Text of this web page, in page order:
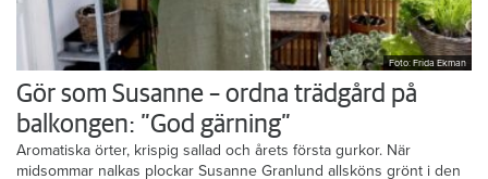
Foto: Frida Ekman
Gör som Susanne – ordna trädgård på
balkongen: ”God gärning”
Aromatiska örter, krispig sallad och årets första gurkor. När
midsommar nalkas plockar Susanne Granlund allsköns grönt i den